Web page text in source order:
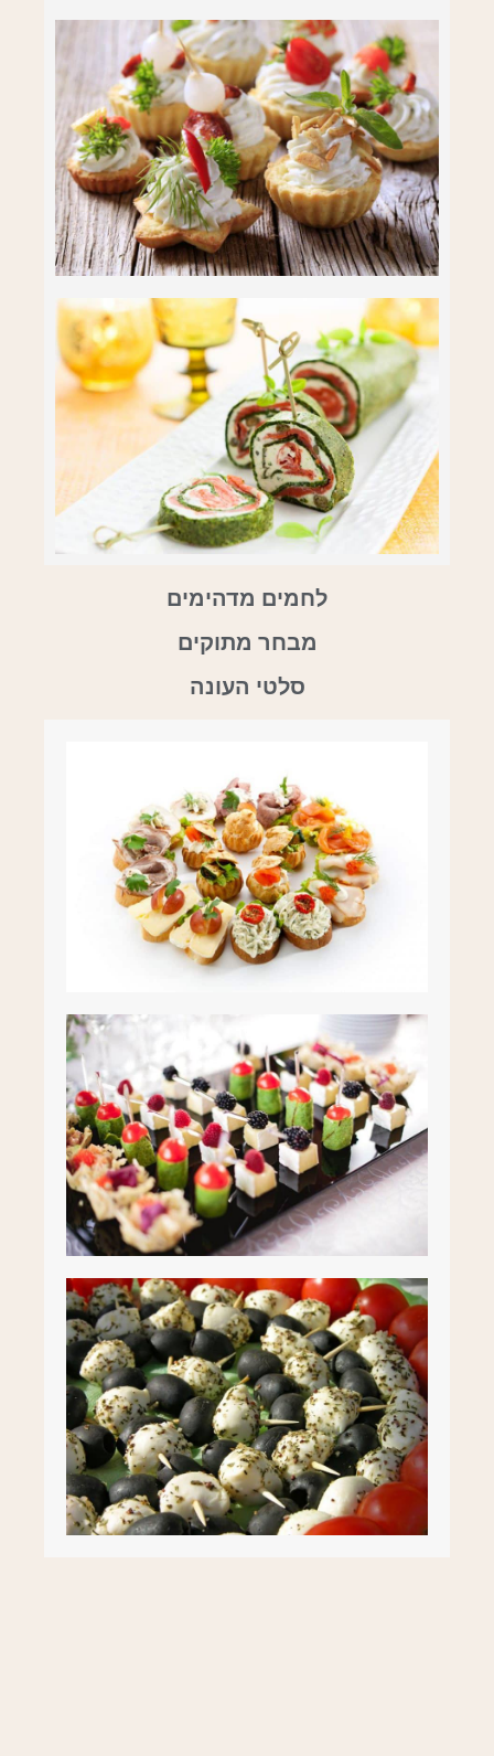
לחמים מדהימים
מבחר מתוקים
סלטי העונה